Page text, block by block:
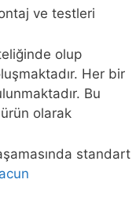
ve testleri
olup
Her bir
Bu
olarak
standart